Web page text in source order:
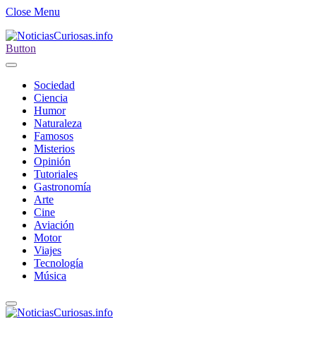
Close Menu
Button
Sociedad
Ciencia
Humor
Naturaleza
Famosos
Misterios
Opinión
Tutoriales
Gastronomía
Arte
Cine
Aviación
Motor
Viajes
Tecnología
Música